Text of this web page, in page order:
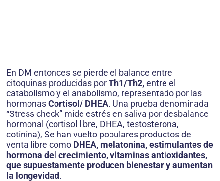
En DM entonces se pierde el balance entre
citoquinas producidas porTh1/Th2,entre el
catabolismo y el anabolismo, representado por las
hormonasCortisol/ DHEA. Una prueba denominada
“Stress check” mide estrés en saliva por desbalance
hormonal (cortisol libre, DHEA, testosterona,
cotinina), Se han vuelto populares productos de
venta libre como DHEA, melatonina, estimulantes de
hormona del crecimiento, vitaminas antioxidantes,
que supuestamente producen bienestar y aumentan
la longevidad.